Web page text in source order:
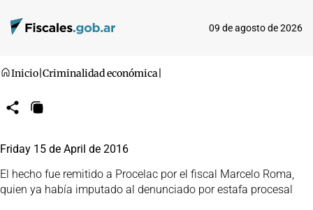
09 de agosto de 2026
Inicio Criminalidad económica
CompartirCopiar
Friday 15 de April de 2016
El hecho fue remitido a Procelac por el fiscal Marcelo Roma,
quien ya había imputado al denunciado por estafa procesal